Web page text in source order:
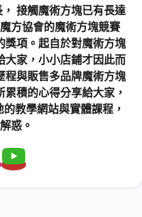
接觸魔術方塊已有長達
方協會的魔術方塊競賽
獎項。起自於對魔術方塊
大家，小小店鋪才因此而
程與販售多品牌魔術方塊
積的心得分享給大家，
教學網站與實體課程，
惑。